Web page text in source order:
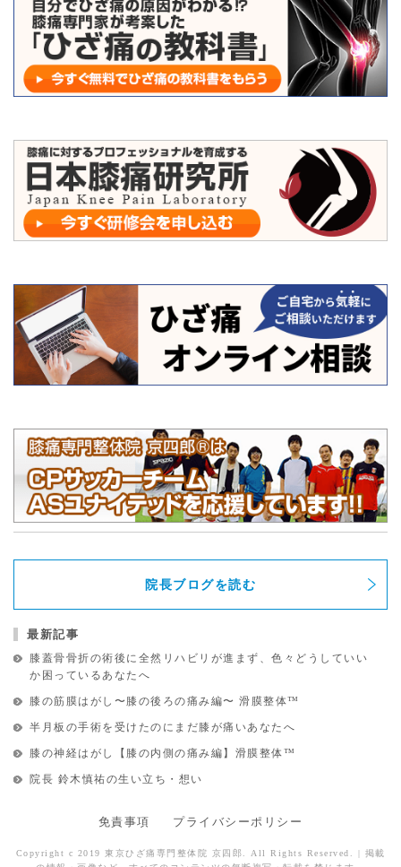
院長ブログを読む
最新記事
膝蓋骨骨折の術後に全然リハビリが進まず、色々どうしていい
か困っているあなたへ
膝の筋膜はがし〜膝の後ろの痛み編〜 滑膜整体™︎
半月板の手術を受けたのにまだ膝が痛いあなたへ
膝の神経はがし【膝の内側の痛み編】滑膜整体™︎
院長 鈴木慎祐の生い立ち・想い
免責事項 プライバシーポリシー
Copyright c 2019 東京ひざ痛専門整体院 京四郎. All Rights Reserved. | 掲載